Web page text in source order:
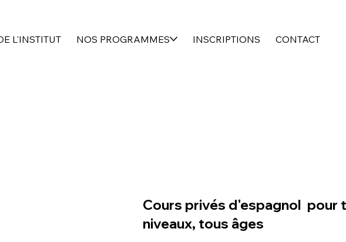
L'INSTITUT NOS PROGRAMMES INSCRIPTIONS CONTACT
Cours privés d'espagnol pour
niveaux, tous âges